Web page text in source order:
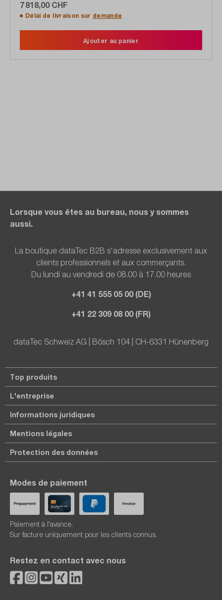
7 818,00 CHF
Délai de livraison sur demande
Ajouter au panier
Lorsque vous êtes au bureau, nous y sommes
aussi.
La boutique dataTec B2B s'adresse exclusivement aux
clients professionnels et aux commerçants.
Du lundi au vendredi de 08.00 à 17.00 heures
+41 41 555 05 00 (DE)
+41 22 309 08 00 (FR)
dataTec Schweiz AG | Bösch 104 | CH-6331 Hünenberg
Top produits
L'entreprise
Informations juridiques
Mentions légales
Protection des données
Modes de paiement
Paiement à l'avance.
Sur facture uniquement pour les clients connus.
Restez en contact avec nous